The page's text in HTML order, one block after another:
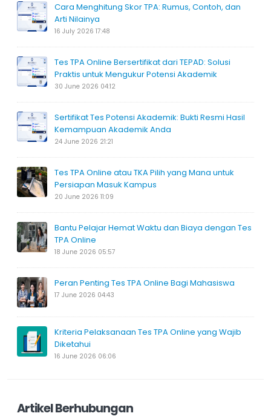
Cara Menghitung Skor TPA: Rumus, Contoh, dan
Arti Nilainya
16 July 2026 17:48
Tes TPA Online Bersertifikat dari TEPAD: Solusi
Praktis untuk Mengukur Potensi Akademik
30 June 2026 04:12
Sertifikat Tes Potensi Akademik: Bukti Resmi Hasil
Kemampuan Akademik Anda
24 June 2026 21:21
Tes TPA Online atau TKA Pilih yang Mana untuk
Persiapan Masuk Kampus
20 June 2026 11:09
Bantu Pelajar Hemat Waktu dan Biaya dengan Tes
TPA Online
18 June 2026 05:57
Peran Penting Tes TPA Online Bagi Mahasiswa
17 June 2026 04:43
Kriteria Pelaksanaan Tes TPA Online yang Wajib
Diketahui
16 June 2026 06:06
Artikel Berhubungan